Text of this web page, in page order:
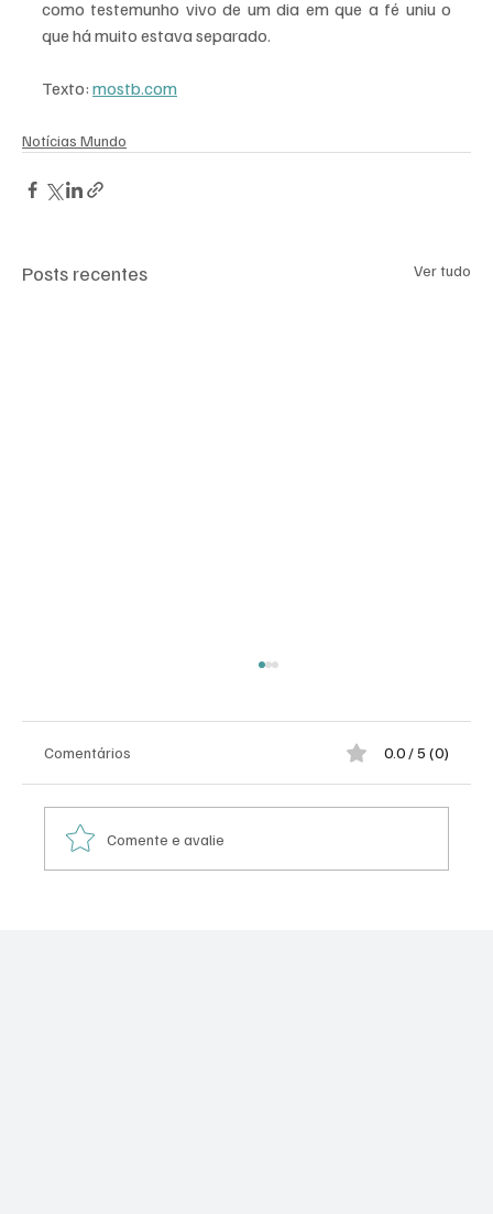
como testemunho vivo de um dia em que a fé uniu o
que há muito estava separado.
Texto: mostb.com
Notícias Mundo
Posts recentes Ver tudo
Comentários 0.0 / 5 (0)
Comente e avalie